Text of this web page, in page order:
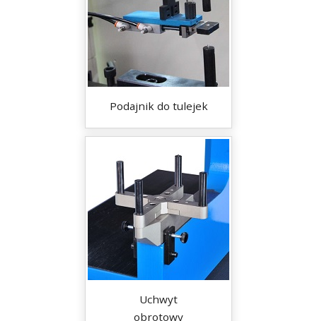
Podajnik do tulejek
Uchwyt
obrotowy